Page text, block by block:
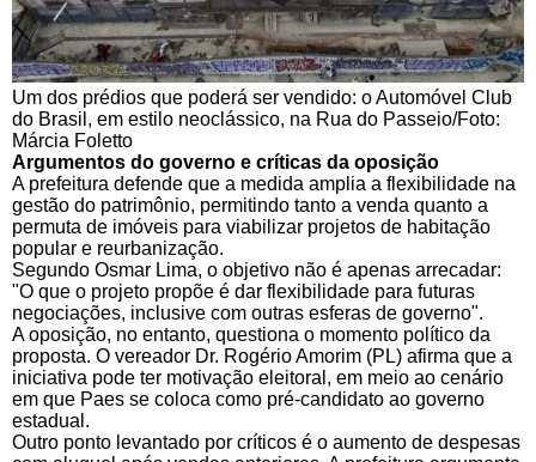
Um dos prédios que poderá ser vendido: o Automóvel Club
do Brasil, em estilo neoclássico, na Rua do Passeio/Foto:
Márcia Foletto
Argumentos do governo e críticas da oposição
A prefeitura defende que a medida amplia a flexibilidade na
gestão do patrimônio, permitindo tanto a venda quanto a
permuta de imóveis para viabilizar projetos de habitação
popular e reurbanização.
Segundo Osmar Lima, o objetivo não é apenas arrecadar:
"O que o projeto propõe é dar flexibilidade para futuras
negociações, inclusive com outras esferas de governo".
A oposição, no entanto, questiona o momento político da
proposta. O vereador Dr. Rogério Amorim (PL) afirma que a
iniciativa pode ter motivação eleitoral, em meio ao cenário
em que Paes se coloca como pré-candidato ao governo
estadual.
Outro ponto levantado por críticos é o aumento de despesas